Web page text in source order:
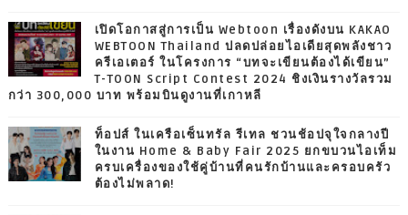
เปิดโอกาสสู่การเป็น Webtoon เรื่องดังบน KAKAO
WEBTOON Thailand ปลดปล่อยไอเดียสุดพลังชาว
ครีเอเตอร์ ในโครงการ “บทจะเขียนต้องได้เขียน”
T-TOON Script Contest 2024 ชิงเงินรางวัลรวม
กว่า 300,000 บาท พร้อมบินดูงานที่เกาหลี
ท็อปส์ ในเครือเซ็นทรัล รีเทล ชวนช้อปจุใจกลางปี
ในงาน Home & Baby Fair 2025 ยกขบวนไอเท็ม
ครบเครื่องของใช้คู่บ้านที่คนรักบ้านและครอบครัว
ต้องไม่พลาด!